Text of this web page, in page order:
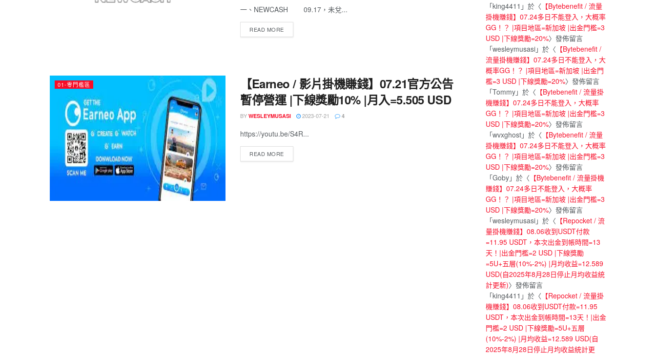
一、NEWCASH 09.17，未兌...
READ MORE
01-零門檻區
【Earneo / 影片掛機賺錢】07.21官方公告
暫停營運 |下線獎勵10% |月入=5.505 USD
BY WESLEYMUSASI 2023-07-21 4
https://youtu.be/S4R...
READ MORE
「king4411 」於〈 【Bytebenefit / 流量
掛機賺錢】07.24多日不能登入，大概率
GG！？ |項目地區=新加坡 |出金門檻=3
USD |下線獎勵=20%〉發佈留言
「wesleymusasi」於〈 【Bytebenefit /
流量掛機賺錢】07.24多日不能登入，大
概率GG！？ |項目地區=新加坡 |出金門
檻=3 USD |下線獎勵=20%〉發佈留言
「Tommy」於〈 【Bytebenefit / 流量掛
機賺錢】07.24多日不能登入，大概率
GG！？ |項目地區=新加坡 |出金門檻=3
USD |下線獎勵=20%〉發佈留言
「wvxghost」於〈 【Bytebenefit / 流量
掛機賺錢】07.24多日不能登入，大概率
GG！？ |項目地區=新加坡 |出金門檻=3
USD |下線獎勵=20%〉發佈留言
「Goby」於〈 【Bytebenefit / 流量掛機
賺錢】07.24多日不能登入，大概率
GG！？ |項目地區=新加坡 |出金門檻=3
USD |下線獎勵=20%〉發佈留言
「wesleymusasi」於〈 【Repocket / 流
量掛機賺錢】08.06收到USDT付款
=11.95 USDT，本次出金到帳時間=13
天！|出金門檻=2 USD |下線獎勵
=5U+五層(10%-2%) |月均收益=12.589
USD(自2025年8月28日停止月均收益統
計更新)〉發佈留言
「king4411 」於〈 【Repocket / 流量掛
機賺錢】08.06收到USDT付款=11.95
USDT，本次出金到帳時間=13天！|出金
門檻=2 USD |下線獎勵=5U+五層
(10%-2%) |月均收益=12.589 USD(自
2025年8月28日停止月均收益統計更